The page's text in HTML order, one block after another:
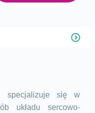
specjalizuje się w
układu sercowo-